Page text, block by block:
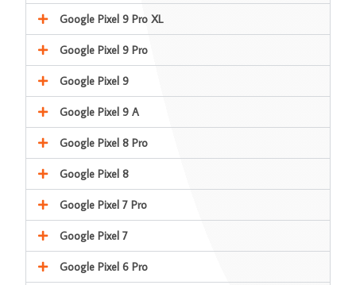
Google Pixel 9 Pro XL
Google Pixel 9 Pro
Google Pixel 9
Google Pixel 9 A
Google Pixel 8 Pro
Google Pixel 8
Google Pixel 7 Pro
Google Pixel 7
Google Pixel 6 Pro